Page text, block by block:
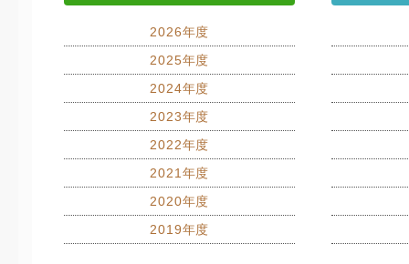
2026年度
2025年度
2024年度
2023年度
2022年度
2021年度
2020年度
2019年度